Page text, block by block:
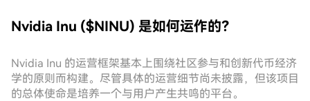
Nvidia Inu ($NINU) 是如何运作的？
Nvidia Inu 的运营框架基本上围绕社区参与和创新代币经济
学的原则而构建。尽管具体的运营细节尚未披露，但该项目
的总体使命是培养一个与用户产生共鸣的平台。